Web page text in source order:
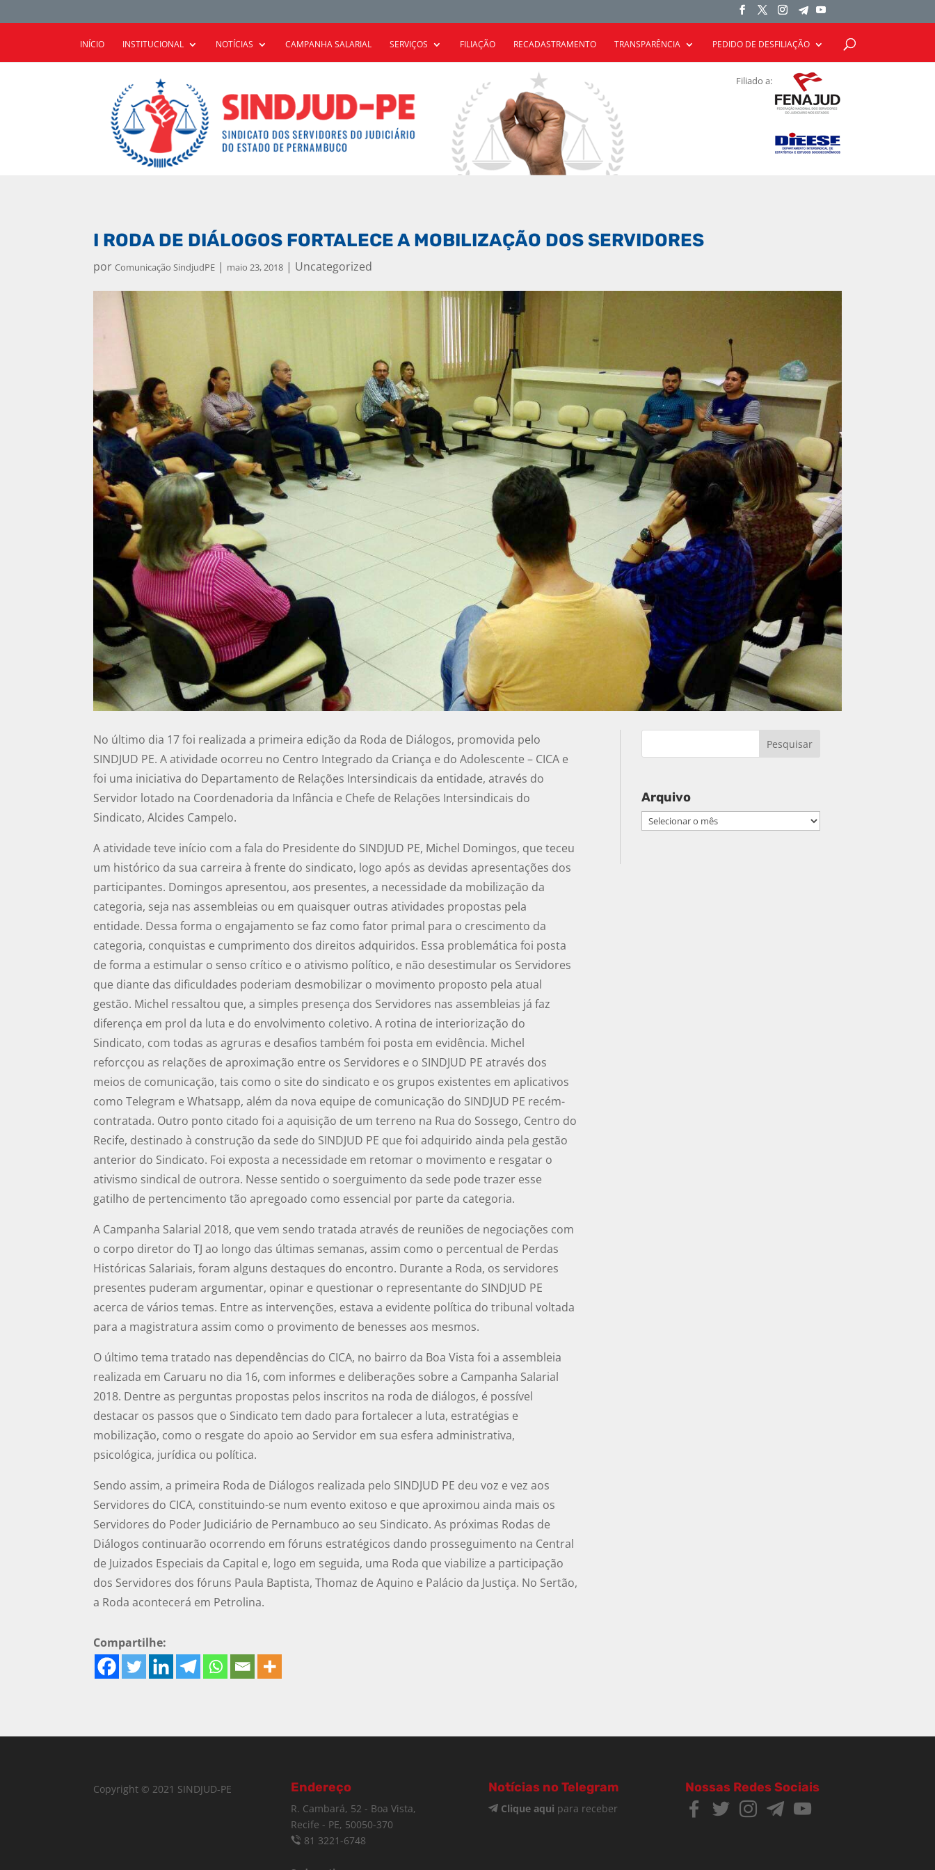
INÍCIO INSTITUCIONAL NOTÍCIAS CAMPANHA SALARIAL SERVIÇOS FILIAÇÃO RECADASTRAMENTO TRANSPARÊNCIA PEDIDO DE DESFILIAÇÃO
Filiado a:
I RODA DE DIÁLOGOS FORTALECE A MOBILIZAÇÃO DOS SERVIDORES
porComunicação SindjudPE | maio 23, 2018 | Uncategorized
No último dia 17 foi realizada a primeira edição da Roda de Diálogos, promovida pelo
SINDJUD PE. A atividade ocorreu no Centro Integrado da Criança e do Adolescente – CICA e
foi uma iniciativa do Departamento de Relações Intersindicais da entidade, através do
Servidor lotado na Coordenadoria da Infância e Chefe de Relações Intersindicais do
Sindicato, Alcides Campelo.
A atividade teve início com a fala do Presidente do SINDJUD PE, Michel Domingos, que teceu
um histórico da sua carreira à frente do sindicato, logo após as devidas apresentações dos
participantes. Domingos apresentou, aos presentes, a necessidade da mobilização da
categoria, seja nas assembleias ou em quaisquer outras atividades propostas pela
entidade. Dessa forma o engajamento se faz como fator primal para o crescimento da
categoria, conquistas e cumprimento dos direitos adquiridos. Essa problemática foi posta
de forma a estimular o senso crítico e o ativismo político, e não desestimular os Servidores
que diante das dificuldades poderiam desmobilizar o movimento proposto pela atual
gestão. Michel ressaltou que, a simples presença dos Servidores nas assembleias já faz
diferença em prol da luta e do envolvimento coletivo. A rotina de interiorização do
Sindicato, com todas as agruras e desafios também foi posta em evidência. Michel
reforcçou as relações de aproximação entre os Servidores e o SINDJUD PE através dos
meios de comunicação, tais como o site do sindicato e os grupos existentes em aplicativos
como Telegram e Whatsapp, além da nova equipe de comunicação do SINDJUD PE recém-
contratada. Outro ponto citado foi a aquisição de um terreno na Rua do Sossego, Centro do
Recife, destinado à construção da sede do SINDJUD PE que foi adquirido ainda pela gestão
anterior do Sindicato. Foi exposta a necessidade em retomar o movimento e resgatar o
ativismo sindical de outrora. Nesse sentido o soerguimento da sede pode trazer esse
gatilho de pertencimento tão apregoado como essencial por parte da categoria.
A Campanha Salarial 2018, que vem sendo tratada através de reuniões de negociações com
o corpo diretor do TJ ao longo das últimas semanas, assim como o percentual de Perdas
Históricas Salariais, foram alguns destaques do encontro. Durante a Roda, os servidores
presentes puderam argumentar, opinar e questionar o representante do SINDJUD PE
acerca de vários temas. Entre as intervenções, estava a evidente política do tribunal voltada
para a magistratura assim como o provimento de benesses aos mesmos.
O último tema tratado nas dependências do CICA, no bairro da Boa Vista foi a assembleia
realizada em Caruaru no dia 16, com informes e deliberações sobre a Campanha Salarial
2018. Dentre as perguntas propostas pelos inscritos na roda de diálogos, é possível
destacar os passos que o Sindicato tem dado para fortalecer a luta, estratégias e
mobilização, como o resgate do apoio ao Servidor em sua esfera administrativa,
psicológica, jurídica ou política.
Sendo assim, a primeira Roda de Diálogos realizada pelo SINDJUD PE deu voz e vez aos
Servidores do CICA, constituindo-se num evento exitoso e que aproximou ainda mais os
Servidores do Poder Judiciário de Pernambuco ao seu Sindicato. As próximas Rodas de
Diálogos continuarão ocorrendo em fóruns estratégicos dando prosseguimento na Central
de Juizados Especiais da Capital e, logo em seguida, uma Roda que viabilize a participação
dos Servidores dos fóruns Paula Baptista, Thomaz de Aquino e Palácio da Justiça. No Sertão,
a Roda acontecerá em Petrolina.
Compartilhe:
Arquivo
Arquivo
Copyright © 2021 SINDJUD-PE Endereço
R. Cambará, 52 - Boa Vista,
Recife - PE, 50050-370
81 3221-6748
Notícias no Telegram
Clique aqui para receber
Nossas Redes Sociais